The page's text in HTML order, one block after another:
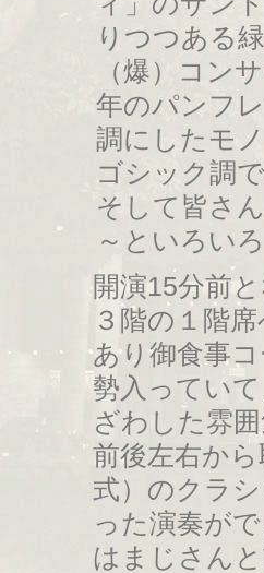
りつつある
（爆）コン
年のパンフ
調にしたモ
ゴシック調
そして皆さ
～といろい
開演15分前
３階の１階
あり御食事
勢入ってい
ざわした雰
前後左右か
式）のクラ
った演奏が
はまじさん